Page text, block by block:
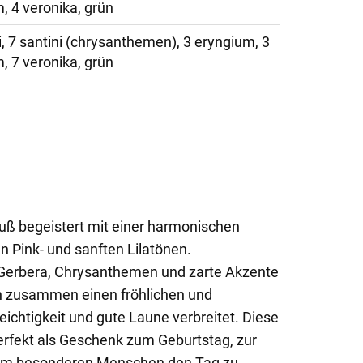
4 veronika, grün
7 santini (chrysanthemen), 3 eryngium, 3
7 veronika, grün
begeistert mit einer harmonischen
Pink- und sanften Lilatönen.
Chrysanthemen und zarte Akzente
einen fröhlichen und
und gute Laune verbreitet. Diese
als Geschenk zum Geburtstag, zur